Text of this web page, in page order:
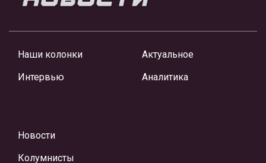
Наши колонки
Интервью
Актуальное
Аналитика
Новости
Колумнисты